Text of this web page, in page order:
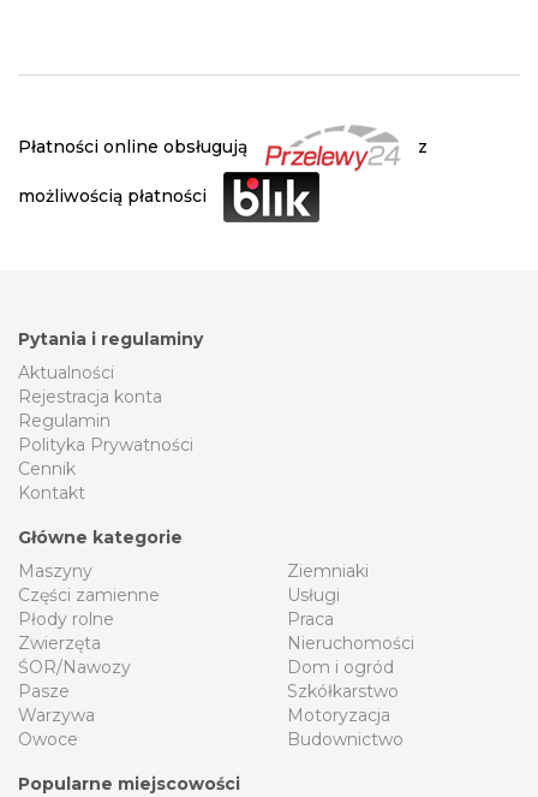
Płatności online obsługują z
możliwością płatności
Pytania i regulaminy
Aktualności
Rejestracja konta
Regulamin
Polityka Prywatności
Cennik
Kontakt
Główne kategorie
Maszyny
Części zamienne
Płody rolne
Zwierzęta
ŚOR/Nawozy
Pasze
Warzywa
Owoce
Ziemniaki
Usługi
Praca
Nieruchomości
Dom i ogród
Szkółkarstwo
Motoryzacja
Budownictwo
Popularne miejscowości